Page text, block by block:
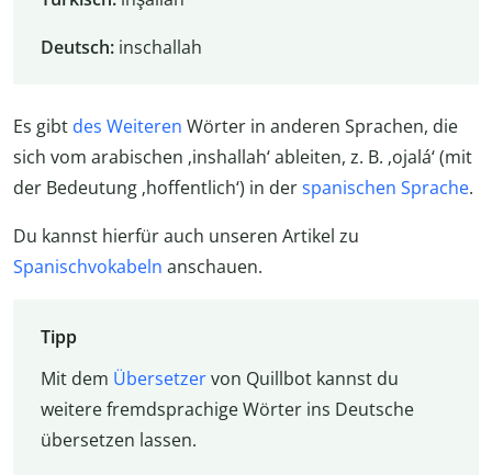
Deutsch:in­schal­lah
Es gibt des Weiteren Wörter in anderen Sprachen, die
sich vom arabischen ‚inshallah‘ ableiten, z. B. ‚ojalá‘ (mit
der Bedeutung ‚hoffentlich‘) in derspanischen Sprache.
Du kannst hierfür auch unseren Artikel zu
Spanischvokabeln anschauen.
Tipp
Mit dem Übersetzervon Quillbot kannst du
weitere fremdsprachige Wörter ins Deutsche
übersetzen lassen.